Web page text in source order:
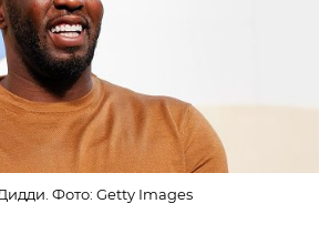
Фото: Getty Images